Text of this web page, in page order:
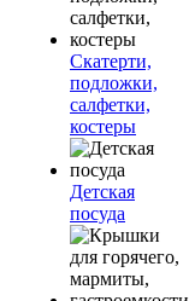
Скатерти,
подложки,
салфетки,
костеры
Детская
посуда